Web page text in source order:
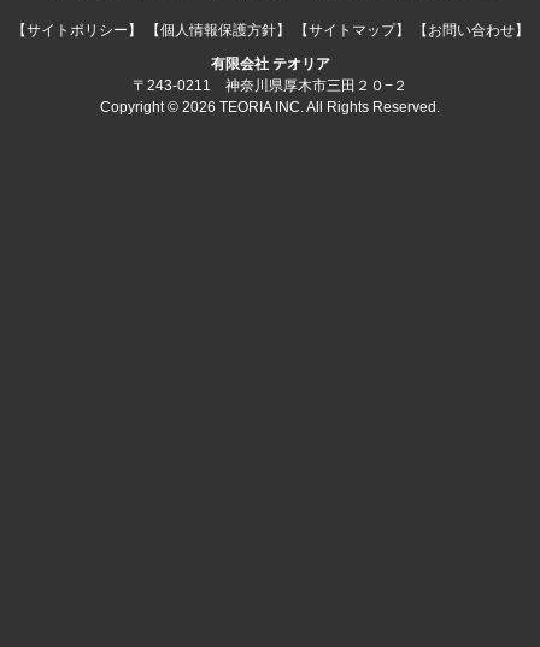
【サイトポリシー】 【個人情報保護方針】 【サイトマップ】
【お問い合わせ】
有限会社 テオリア
〒243-0211 神奈川県厚木市三田２０−２
Copyright © 2026 TEORIA INC. All Rights Reserved.